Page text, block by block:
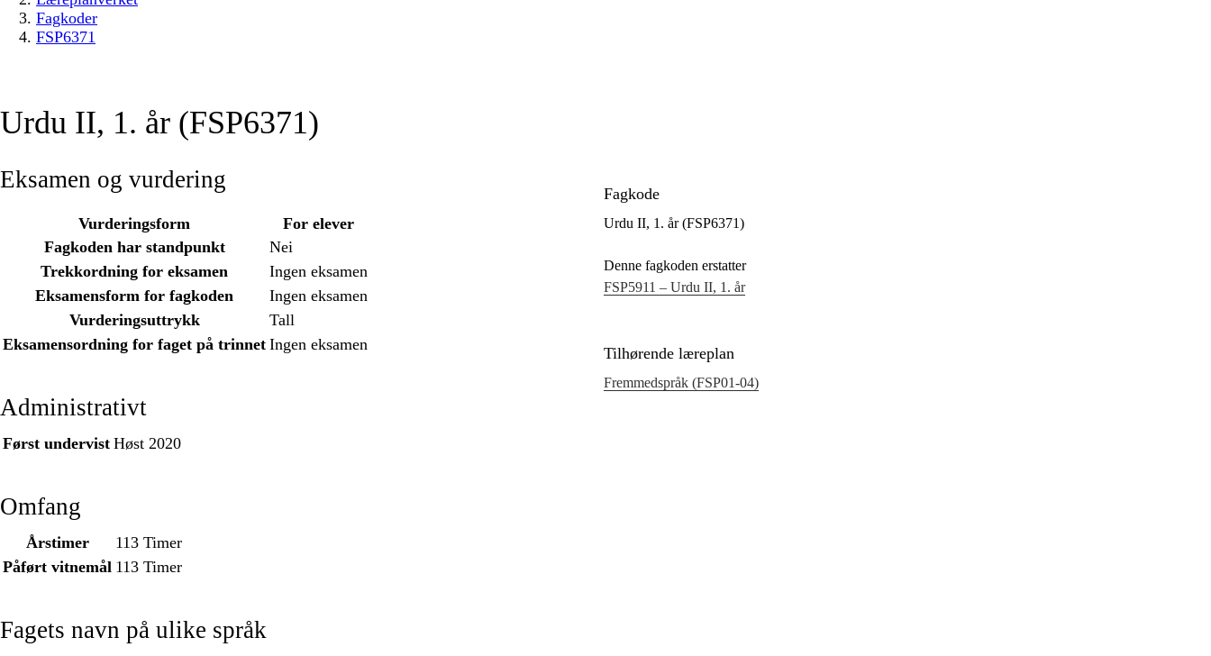
Fagkoder
FSP6371
Urdu II, 1. år (FSP6371)
Eksamen og vurdering
Vurderingsform
For elever
Fagkoden har standpunkt
Nei
Trekkordning for eksamen
Ingen eksamen
Eksamensform for fagkoden
Ingen eksamen
Vurderingsuttrykk
Tall
Eksamensordning for faget på trinnet Ingen eksamen
Administrativt
Først undervist Høst 2020
Omfang
Årstimer
113 Timer
Påført vitnemål 113 Timer
Fagets navn på ulike språk
Fagkode
Urdu II, 1. år (FSP6371)
Denne fagkoden erstatter
FSP5911 – Urdu II, 1. år
Tilhørende læreplan
Fremmedspråk (FSP01‑04)